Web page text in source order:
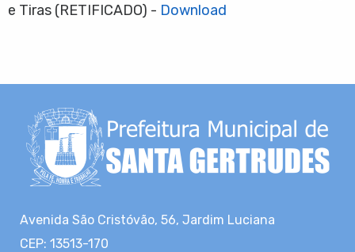
e Tiras (RETIFICADO) - Download
Avenida São Cristóvão, 56, Jardim Luciana
CEP: 13513-170